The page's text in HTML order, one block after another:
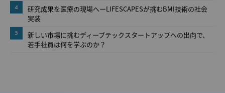
4
研究成果を医療の現場へーLIFESCAPESが挑むBMI技術の社会
実装
5
新しい市場に挑むディープテックスタートアップへの出向で、
若手社員は何を学ぶのか？